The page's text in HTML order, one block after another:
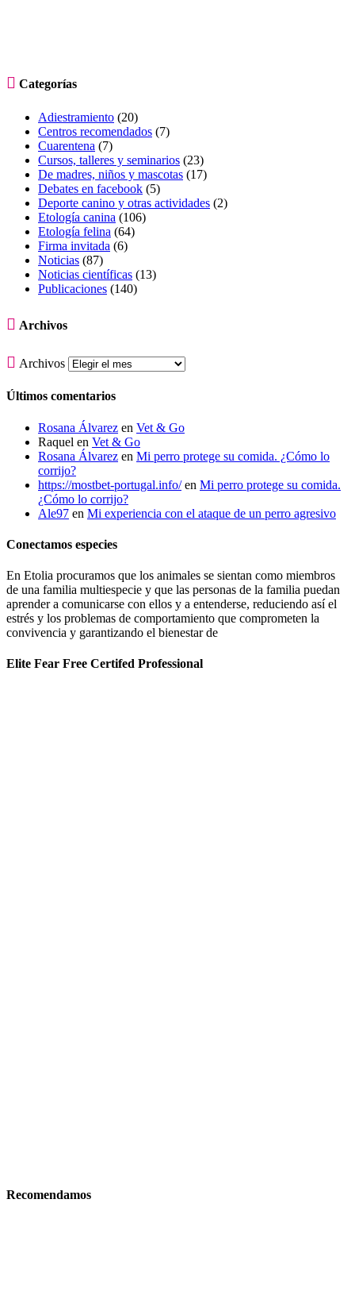
 Categorías
Adiestramiento (20)
Centros recomendados (7)
Cuarentena (7)
Cursos, talleres y seminarios (23)
De madres, niños y mascotas (17)
Debates en facebook (5)
Deporte canino y otras actividades (2)
Etología canina (106)
Etología felina (64)
Firma invitada (6)
Noticias (87)
Noticias científicas (13)
Publicaciones (140)
 Archivos
 Archivos
Últimos comentarios
Rosana Álvarez en Vet & Go
Raquel en Vet & Go
Rosana Álvarez en Mi perro protege su comida. ¿Cómo lo
corrijo?
https://mostbet-portugal.info/en Mi perro protege su comida.
¿Cómo lo corrijo?
Ale97 en Mi experiencia con el ataque de un perro agresivo
Conectamos especies
En Etolia procuramos que los animales se sientan como miembros
de una familia multiespecie y que las personas de la familia puedan
aprender a comunicarse con ellos y a entenderse, reduciendo así el
estrés y los problemas de comportamiento que comprometen la
convivencia y garantizando el bienestar de
Elite Fear Free Certifed Professional
Recomendamos